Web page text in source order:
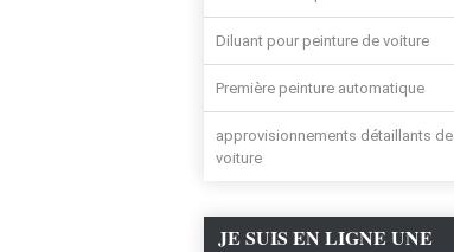
Diluant pour peinture de voiture
Première peinture automatique
approvisionnements détaillants de
voiture
JE SUIS EN LIGNE UNE